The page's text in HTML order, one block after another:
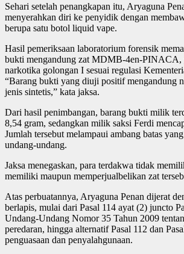
Sehari setelah penangkapan itu, Aryaguna
menyerahkan diri ke penyidik dengan
berupa satu botol liquid vape.
Hasil pemeriksaan laboratorium forensik
bukti mengandung zat MDMB-4en-PINACA,
narkotika golongan I sesuai regulasi
“Barang bukti yang diuji positif mengandung
jenis sintetis,” kata jaksa.
Dari hasil penimbangan, barang bukti milik
8,54 gram, sedangkan milik saksi Ferdi
Jumlah tersebut melampaui ambang batas
undang-undang.
Jaksa menegaskan, para terdakwa tidak
memiliki maupun memperjualbelikan zat
Atas perbuatannya, Aryaguna Penan dijerat
berlapis, mulai dari Pasal 114 ayat (2) juncto
Undang-Undang Nomor 35 Tahun 2009
peredaran, hingga alternatif Pasal 112 dan
penguasaan dan penyalahgunaan.